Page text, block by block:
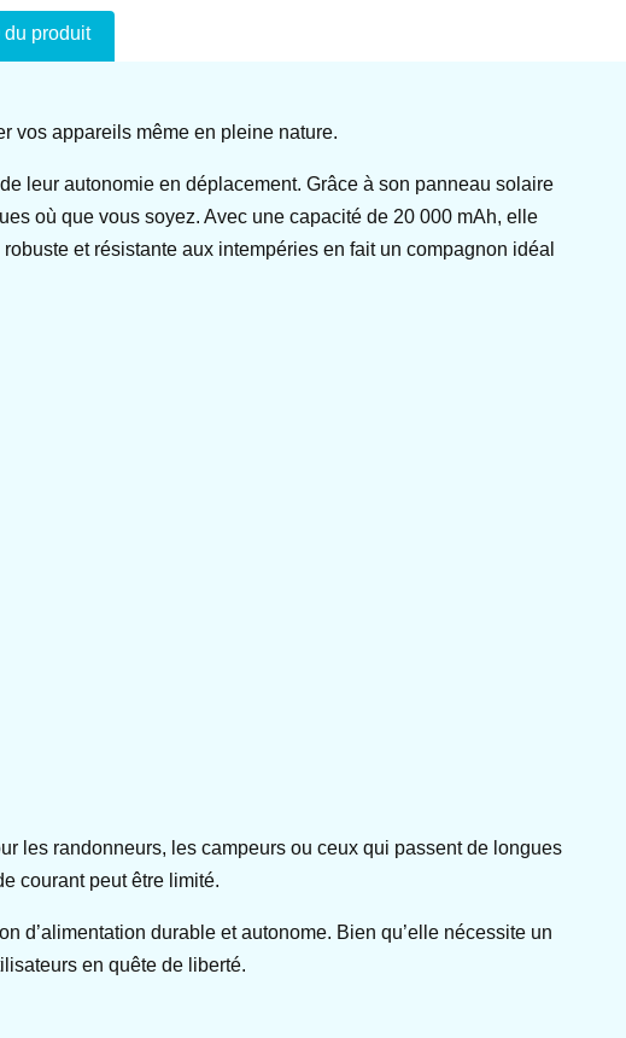
du produit
vos appareils même en pleine nature.
leur autonomie en déplacement. Grâce à son panneau solaire
où que vous soyez. Avec une capacité de 20 000 mAh, elle
et résistante aux intempéries en fait un compagnon idéal
les randonneurs, les campeurs ou ceux qui passent de longues
courant peut être limité.
d’alimentation durable et autonome. Bien qu’elle nécessite un
en quête de liberté.